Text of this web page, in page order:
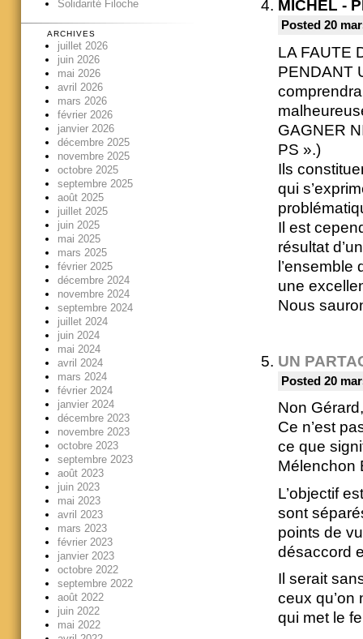
MICHEL -
Posted 20
LA FAUTE
PENDANT
GAGNER
PS ».)
Ils
qui
Il est
résultat
l’ensemble
une
Nous
UN
Posted 20
Non
Ce n’est
ce que
Mélenchon
L’objectif
sont
points de
désaccord
Il serait
ceux qu’on
qui met le
Solidarité Filoche
ARCHIVES
juillet 2026
juin 2026
mai 2026
avril 2026
mars 2026
février 2026
janvier 2026
décembre 2025
novembre 2025
octobre 2025
septembre 2025
août 2025
juillet 2025
juin 2025
mai 2025
mars 2025
février 2025
décembre 2024
novembre 2024
septembre 2024
juillet 2024
juin 2024
mai 2024
avril 2024
mars 2024
février 2024
janvier 2024
décembre 2023
novembre 2023
octobre 2023
septembre 2023
août 2023
juin 2023
mai 2023
avril 2023
mars 2023
février 2023
janvier 2023
octobre 2022
septembre 2022
août 2022
juin 2022
mai 2022